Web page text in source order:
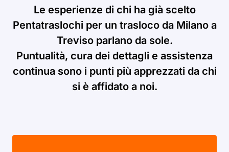
Le esperienze di chi ha già scelto
Pentatraslochi per un trasloco da Milano a
Treviso parlano da sole.
Puntualità, cura dei dettagli e assistenza
continua sono i punti più apprezzati da chi
si è affidato a noi.